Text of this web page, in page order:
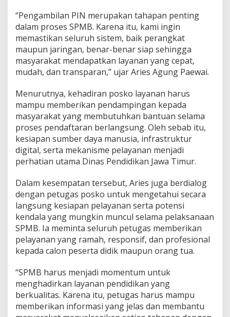
a
n
P
N
B
r
a
l
a
n
L
a
n
c
“Pengambilan PIN merupakan tahapan penting
dalam proses SPMB. Karena itu, kami ingin
memastikan seluruh sistem, baik perangkat
maupun jaringan, benar-benar siap sehingga
masyarakat mendapatkan layanan yang cepat,
mudah, dan transparan,” ujar Aries Agung Paewai.
Menurutnya, kehadiran posko layanan harus
mampu memberikan pendampingan kepada
masyarakat yang membutuhkan bantuan selama
proses pendaftaran berlangsung. Oleh sebab itu,
kesiapan sumber daya manusia, infrastruktur
digital, serta mekanisme pelayanan menjadi
perhatian utama Dinas Pendidikan Jawa Timur.
Dalam kesempatan tersebut, Aries juga berdialog
dengan petugas posko untuk mengetahui secara
langsung kesiapan pelayanan serta potensi
kendala yang mungkin muncul selama pelaksanaan
SPMB. Ia meminta seluruh petugas memberikan
pelayanan yang ramah, responsif, dan profesional
kepada calon peserta didik maupun orang tua.
“SPMB harus menjadi momentum untuk
menghadirkan layanan pendidikan yang
berkualitas. Karena itu, petugas harus mampu
memberikan informasi yang jelas dan membantu